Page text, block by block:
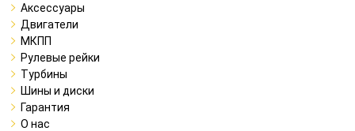
Аксессуары
Двигатели
МКПП
Рулевые рейки
Турбины
Шины и диски
Гарантия
О нас